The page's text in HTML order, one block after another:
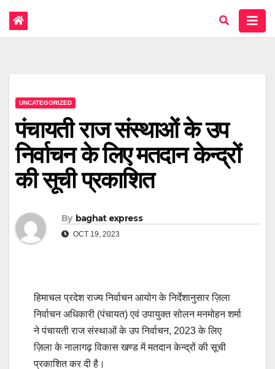
UNCATEGORIZED
पंचायती राज संस्थाओं के उप
निर्वाचन के लिए मतदान केन्द्रों
की सूची प्रकाशित
By baghat express
OCT 19, 2023
हिमाचल प्रदेश राज्य निर्वाचन आयोग के निर्देशानुसार ज़िला
निर्वाचन अधिकारी (पंचायत) एवं उपायुक्त सोलन मनमोहन शर्मा
ने पंचायती राज संस्थाओं के उप निर्वाचन, 2023 के लिए
ज़िला के नालागढ़ विकास खण्ड में मतदान केन्द्रों की सूची
प्रकाशित कर दी है।